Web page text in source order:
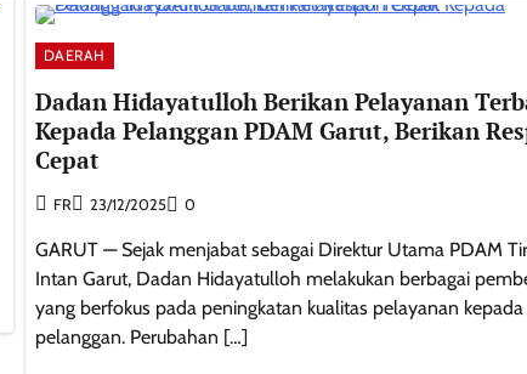
DAERAH
Dadan Hidayatulloh Berikan Pelayanan
Kepada Pelanggan PDAM Garut, Berikan
Cepat
FR 23/12/2025 0
GARUT — Sejak menjabat sebagai Direktur Utama PDAM
Intan Garut, Dadan Hidayatulloh melakukan berbagai
yang berfokus pada peningkatan kualitas pelayanan kepada
pelanggan. Perubahan […]